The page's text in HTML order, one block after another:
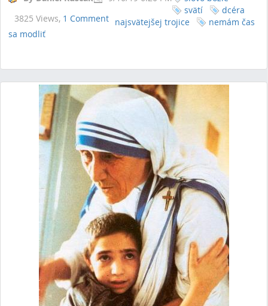
3825 Views, 1 Comment
svätí
dcéra
najsvätejšej trojice
nemám čas
sa modliť